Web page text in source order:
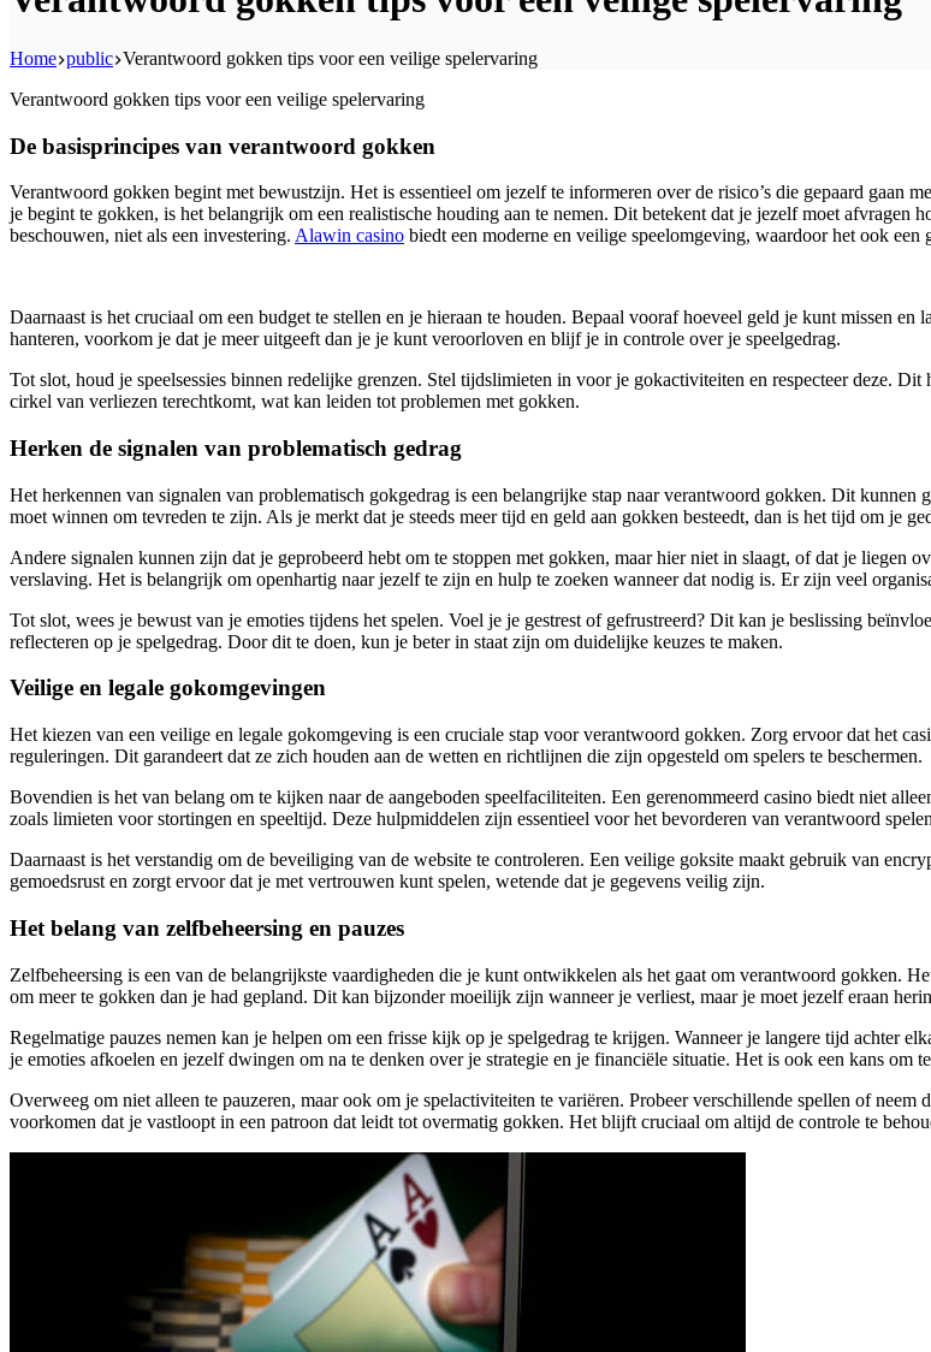
Home public Verantwoord gokken tips voor een veilige spelervaring
Verantwoord gokken tips voor een veilige spelervaring
De basisprincipes van verantwoord gokken
Verantwoord gokken begint met bewustzijn. Het is essentieel om jezelf te informeren over de risico’s die gepaard gaan
je begint te gokken, is het belangrijk om een realistische houding aan te nemen. Dit betekent dat je jezelf moet afvragen
beschouwen, niet als een investering. Alawin casino biedt een moderne en veilige speelomgeving, waardoor het ook
Daarnaast is het cruciaal om een budget te stellen en je hieraan te houden. Bepaal vooraf hoeveel geld je kunt missen
hanteren, voorkom je dat je meer uitgeeft dan je je kunt veroorloven en blijf je in controle over je speelgedrag.
Tot slot, houd je speelsessies binnen redelijke grenzen. Stel tijdslimieten in voor je gokactiviteiten en respecteer deze.
cirkel van verliezen terechtkomt, wat kan leiden tot problemen met gokken.
Herken de signalen van problematisch gedrag
Het herkennen van signalen van problematisch gokgedrag is een belangrijke stap naar verantwoord gokken. Dit
moet winnen om tevreden te zijn. Als je merkt dat je steeds meer tijd en geld aan gokken besteedt, dan is het tijd om je
Andere signalen kunnen zijn dat je geprobeerd hebt om te stoppen met gokken, maar hier niet in slaagt, of dat je
verslaving. Het is belangrijk om openhartig naar jezelf te zijn en hulp te zoeken wanneer dat nodig is. Er zijn veel
Tot slot, wees je bewust van je emoties tijdens het spelen. Voel je je gestrest of gefrustreerd? Dit kan je beslissing
reflecteren op je spelgedrag. Door dit te doen, kun je beter in staat zijn om duidelijke keuzes te maken.
Veilige en legale gokomgevingen
Het kiezen van een veilige en legale gokomgeving is een cruciale stap voor verantwoord gokken. Zorg ervoor dat het
reguleringen. Dit garandeert dat ze zich houden aan de wetten en richtlijnen die zijn opgesteld om spelers te beschermen.
Bovendien is het van belang om te kijken naar de aangeboden speelfaciliteiten. Een gerenommeerd casino biedt niet
zoals limieten voor stortingen en speeltijd. Deze hulpmiddelen zijn essentieel voor het bevorderen van verantwoord
Daarnaast is het verstandig om de beveiliging van de website te controleren. Een veilige goksite maakt gebruik van
gemoedsrust en zorgt ervoor dat je met vertrouwen kunt spelen, wetende dat je gegevens veilig zijn.
Het belang van zelfbeheersing en pauzes
Zelfbeheersing is een van de belangrijkste vaardigheden die je kunt ontwikkelen als het gaat om verantwoord gokken.
om meer te gokken dan je had gepland. Dit kan bijzonder moeilijk zijn wanneer je verliest, maar je moet jezelf eraan
Regelmatige pauzes nemen kan je helpen om een frisse kijk op je spelgedrag te krijgen. Wanneer je langere tijd achter
je emoties afkoelen en jezelf dwingen om na te denken over je strategie en je financiële situatie. Het is ook een kans om
Overweeg om niet alleen te pauzeren, maar ook om je spelactiviteiten te variëren. Probeer verschillende spellen of
voorkomen dat je vastloopt in een patroon dat leidt tot overmatig gokken. Het blijft cruciaal om altijd de controle te